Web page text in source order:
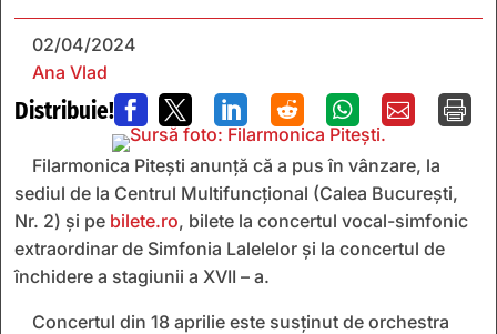
02/04/2024
Ana Vlad
Distribuie!       
Filarmonica Pitești anunță că a pus în vânzare, la
sediul de la Centrul Multifuncțional (Calea București,
Nr. 2) și pe bilete.ro, bilete la concertul vocal-simfonic
extraordinar de Simfonia Lalelelor și la concertul de
închidere a stagiunii a XVII – a.
Concertul din 18 aprilie este susținut de orchestra